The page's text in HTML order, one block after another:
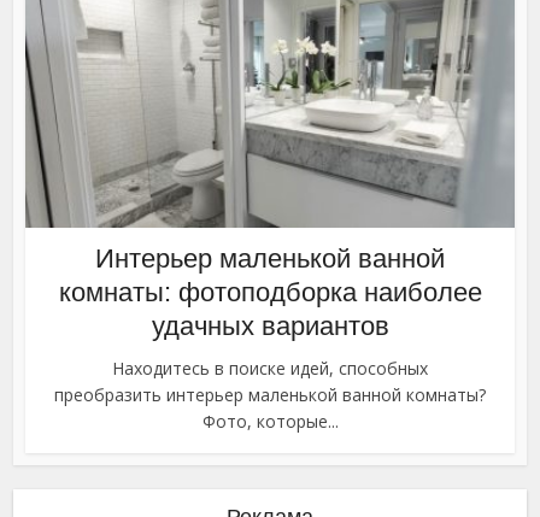
Интерьер маленькой ванной
комнаты: фотоподборка наиболее
удачных вариантов
Находитесь в поиске идей, способных
преобразить интерьер маленькой ванной комнаты?
Фото, которые...